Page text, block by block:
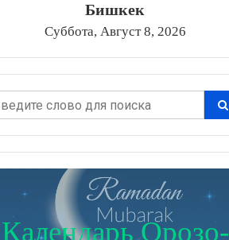
Бишкек
Суббота, Август 8, 2026
Календарь Орозо-